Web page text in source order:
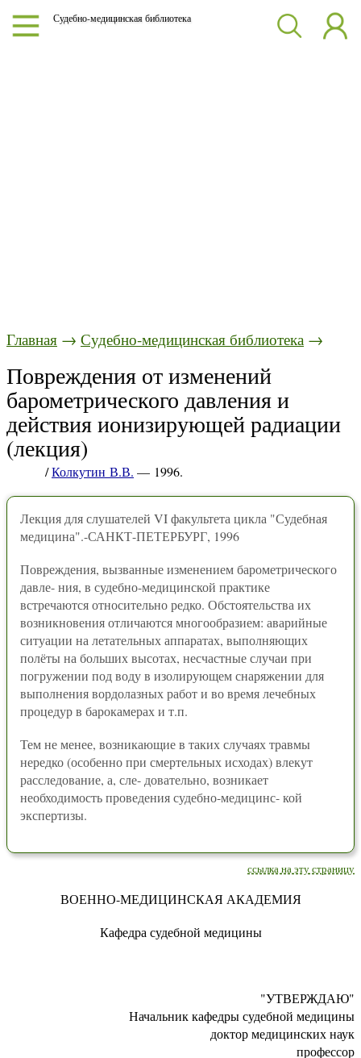
Судебно-медицинская библиотека
Главная → Судебно-медицинская библиотека →
Повреждения от изменений
барометрического давления и
действия ионизирующей радиации
(лекция)
/Колкутин В.В. — 1996.
Лекция для слушателей VI факультета цикла "Судебная
медицина".-САНКТ-ПЕТЕРБУРГ, 1996
Повреждения, вызванные изменением барометрического
давле- ния, в судебно-медицинской практике
встречаются относительно редко. Обстоятельства их
возникновения отличаются многообразием: аварийные
ситуации на летательных аппаратах, выполняющих
полёты на больших высотах, несчастные случаи при
погружении под воду в изолирующем снаряжении для
выполнения вордолазных работ и во время лечебных
процедур в барокамерах и т.п.
Тем не менее, возникающие в таких случаях травмы
нередко (особенно при смертельных исходах) влекут
расследование, а, сле- довательно, возникает
необходимость проведения судебно-медицинс- кой
экспертизы.
ссылка на эту страницу
ВОЕННО-МЕДИЦИНСКАЯ АКАДЕМИЯ
Кафедра судебной медицины
"УТВЕРЖДАЮ"
Начальник кафедры судебной медицины
доктор медицинских наук
профессор